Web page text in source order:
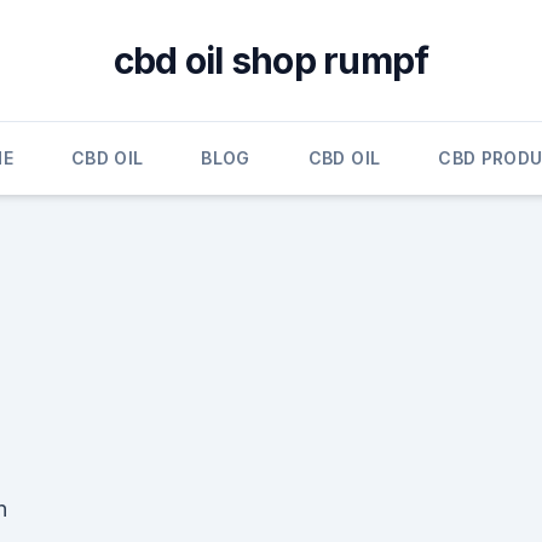
cbd oil shop rumpf
CBD OIL BLOG CBD OIL CBD